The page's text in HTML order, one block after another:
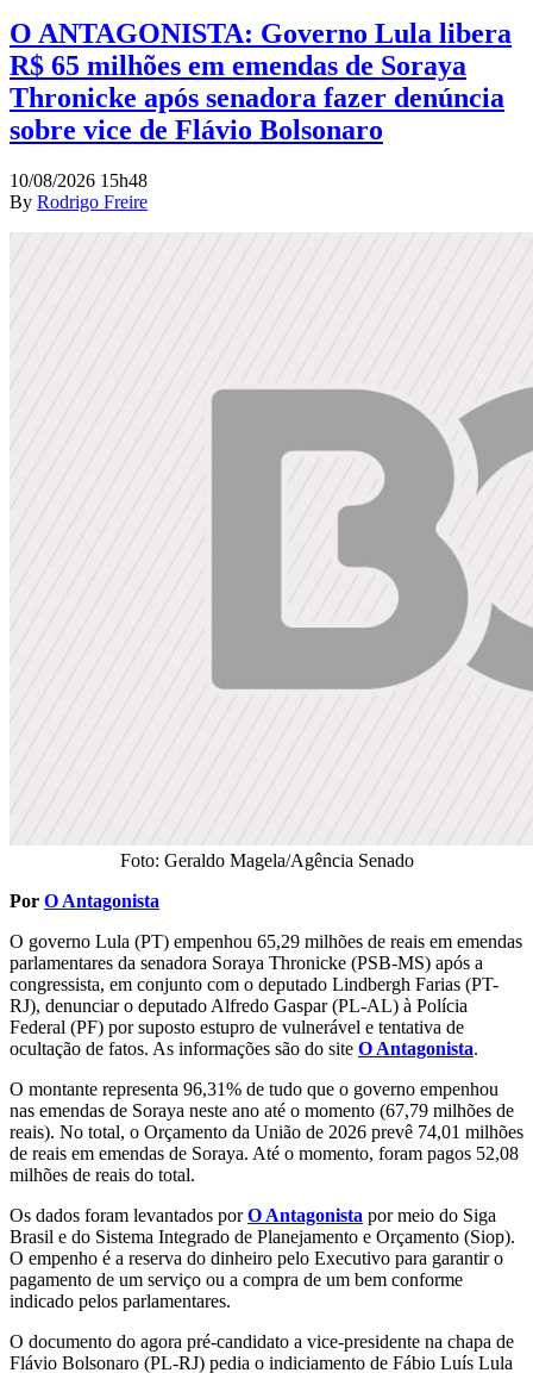
O ANTAGONISTA: Governo Lula libera
R$ 65 milhões em emendas de Soraya
Thronicke após senadora fazer denúncia
sobre vice de Flávio Bolsonaro
10/08/2026 15h48
By Rodrigo Freire
Foto: Geraldo Magela/Agência Senado
Por O Antagonista
O governo Lula (PT) empenhou 65,29 milhões de reais em emendas
parlamentares da senadora Soraya Thronicke (PSB-MS) após a
congressista, em conjunto com o deputado Lindbergh Farias (PT-
RJ), denunciar o deputado Alfredo Gaspar (PL-AL) à Polícia
Federal (PF) por suposto estupro de vulnerável e tentativa de
ocultação de fatos. As informações são do site O Antagonista.
O montante representa 96,31% de tudo que o governo empenhou
nas emendas de Soraya neste ano até o momento (67,79 milhões de
reais). No total, o Orçamento da União de 2026 prevê 74,01 milhões
de reais em emendas de Soraya. Até o momento, foram pagos 52,08
milhões de reais do total.
Os dados foram levantados porO Antagonista por meio do Siga
Brasil e do Sistema Integrado de Planejamento e Orçamento (Siop).
O empenho é a reserva do dinheiro pelo Executivo para garantir o
pagamento de um serviço ou a compra de um bem conforme
indicado pelos parlamentares.
O documento do agora pré-candidato a vice-presidente na chapa de
Flávio Bolsonaro (PL-RJ) pedia o indiciamento de Fábio Luís Lula